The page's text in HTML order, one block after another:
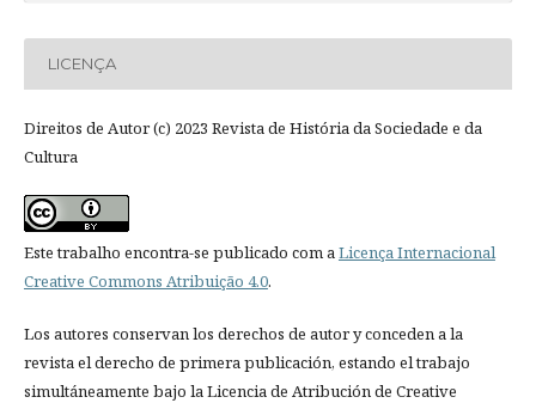
LICENÇA
Direitos de Autor (c) 2023 Revista de História da Sociedade e da
Cultura
Este trabalho encontra-se publicado com aLicença Internacional
Creative Commons Atribuição 4.0.
Los autores conservan los derechos de autor y conceden a la
revista el derecho de primera publicación, estando el trabajo
simultáneamente bajo la Licencia de Atribución de Creative